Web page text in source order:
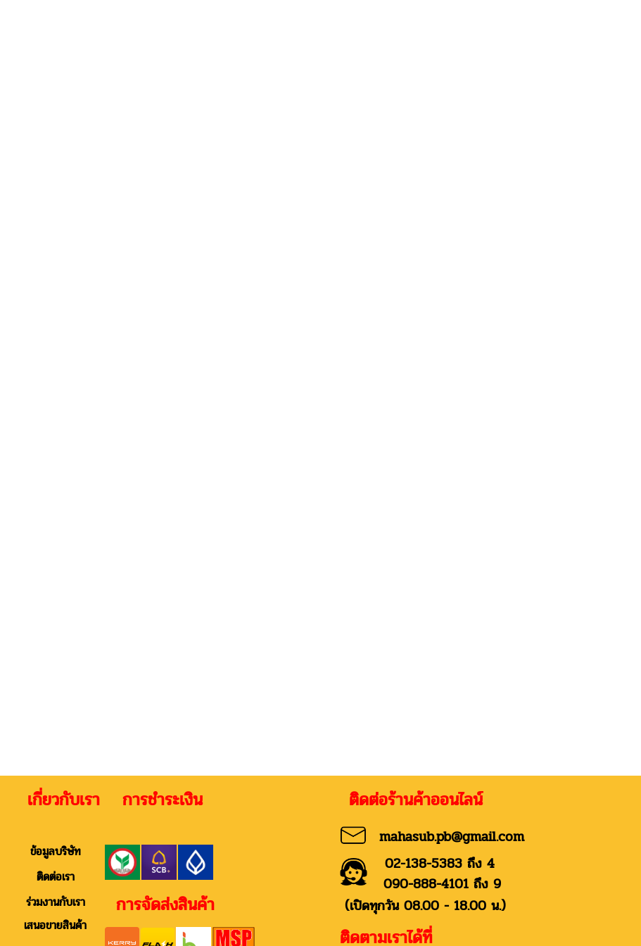
กี่ยวกับเรา การชำระเงิน ติดต่อร้านค้าออนไลน์
ข้อมูลบริษัท
ติดต่อเรา
ร่วมงานกับเรา
เสนอขายสินค้า
การจัดส่งสินค้า
mahasub.pb@gmail.com
02-138-5383 ถึง 4
090-888-4101 ถึง 9
(เปิดทุกวัน 08.00 - 18.00 น.)
ติดตามเราได้ที่